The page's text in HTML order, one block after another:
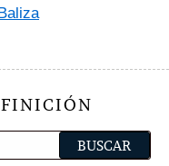
Baliza